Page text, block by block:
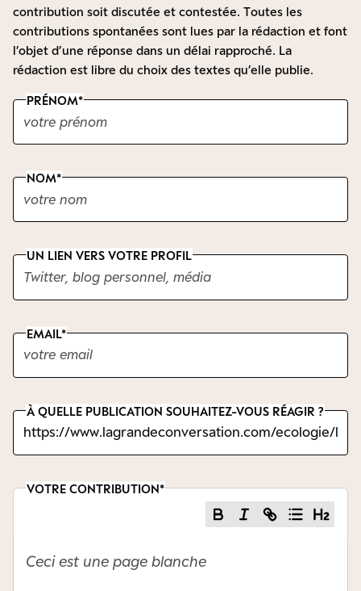
contribution soit discutée et contestée. Toutes les
contributions spontanées sont lues par la rédaction et font
l’objet d’une réponse dans un délai rapproché. La
rédaction est libre du choix des textes qu’elle publie.
PRÉNOM
NOM
UN LIEN VERS VOTRE PROFIL
EMAIL
À QUELLE PUBLICATION SOUHAITEZ-VOUS RÉAGIR ?
VOTRE CONTRIBUTION